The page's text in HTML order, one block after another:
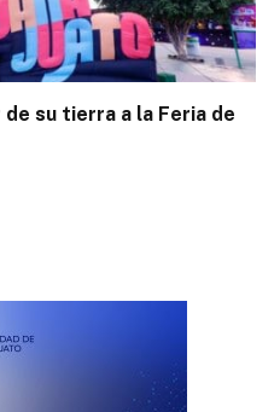
su tierra a la Feria de